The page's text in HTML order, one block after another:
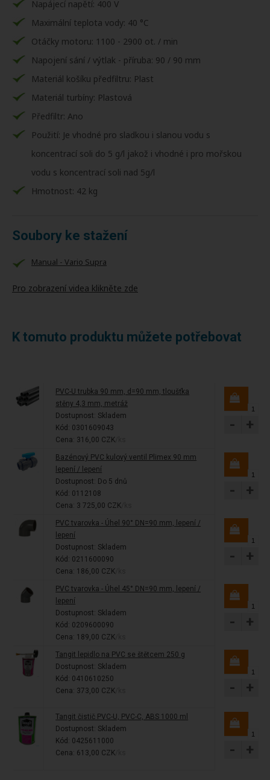
Napájecí napětí: 400 V
Maximální teplota vody: 40 °C
Otáčky motoru: 1100 - 2900 ot. / min
Napojení sání / výtlak - příruba: 90 / 90 mm
Materiál košíku předfiltru: Plast
Materiál turbíny: Plastová
Předfiltr: Ano
Použití: Je vhodné pro sladkou i slanou vodu s
koncentrací soli do 5 g/l jakož i vhodné i pro mořskou
vodu s koncentrací soli nad 5g/l
Hmotnost: 42 kg
Soubory ke stažení
Manual - Vario Supra
Pro zobrazení videa klikněte zde
K tomuto produktu můžete potřebovat
PVC-U trubka 90 mm, d=90 mm, tloušťka
stěny 4,3 mm, metráž
Dostupnost: Skladem
Kód: 0301609043
Cena: 316,00 CZK
- +
Bazénový PVC kulový ventil Plimex 90 mm
lepení / lepení
Dostupnost: Do 5 dnů
Kód: 0112108
Cena: 3 725,00 CZK
- +
PVC tvarovka - Úhel 90° DN=90 mm, lepení /
lepení
Dostupnost: Skladem
Kód: 0211600090
Cena: 186,00 CZK
- +
PVC tvarovka - Úhel 45° DN=90 mm, lepení /
lepení
Dostupnost: Skladem
Kód: 0209600090
Cena: 189,00 CZK
- +
Tangit lepidlo na PVC se štětcem 250 g
Dostupnost: Skladem
Kód: 0410610250
Cena: 373,00 CZK
- +
Tangit čistič PVC-U, PVC-C, ABS 1000 ml
Dostupnost: Skladem
Kód: 0425611000
Cena: 613,00 CZK
- +